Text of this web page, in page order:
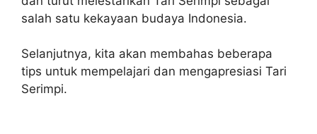
salah satu kekayaan budaya Indonesia.
Selanjutnya, kita akan membahas beberapa
tips untuk mempelajari dan mengapresiasi Tari
Serimpi.